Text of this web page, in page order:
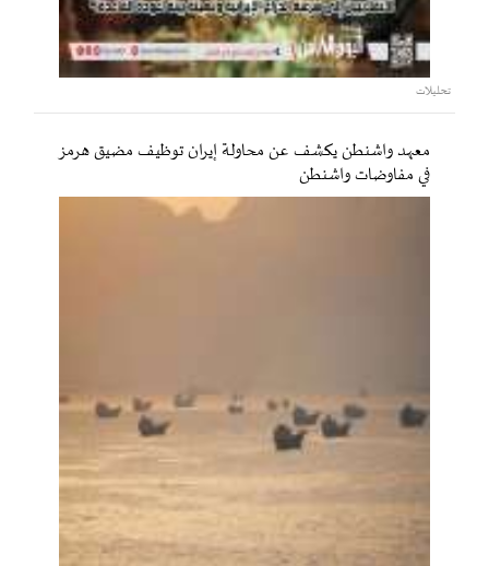
تحليلات
معهد واشنطن يكشف عن محاولة إيران توظيف مضيق هرمز
في مفاوضات واشنطن